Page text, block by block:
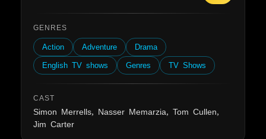
GENRES
Action Adventure
Drama
English TV shows
Genres TV Shows
CAST
Simon Merrells, Nasser Memarzia, Tom Cullen,
Jim Carter